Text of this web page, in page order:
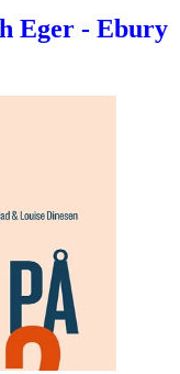
Eger - Ebury